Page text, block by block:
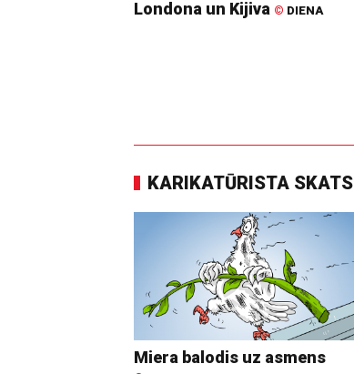
Londona un Kijiva © DIENA
KARIKATŪRISTA SKATS
Miera balodis uz asmens